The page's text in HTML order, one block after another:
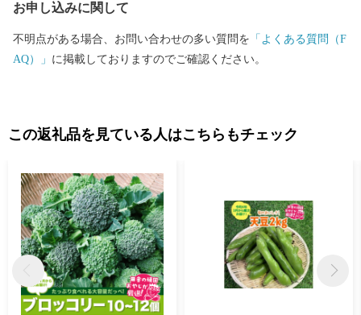
ど、多くの観光名所があります。 ぜひ魅力あふれる当市まで実際
に足をお運びください。
お申し込みに関して
不明点がある場合、お問い合わせの多い質問を 「よくある質問（F
AQ）」 に掲載しておりますのでご確認ください。
この返礼品を見ている人はこちらもチェック